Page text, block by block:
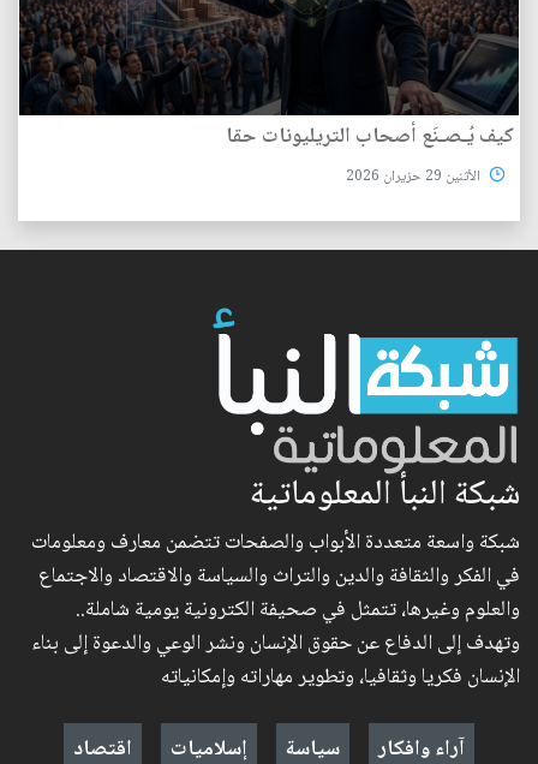
كيف يُـصـنَع أصحاب التريليونات حقا
الأثنين 29 حزيران 2026
شبكة النبأ المعلوماتية
شبكة واسعة متعددة الأبواب والصفحات تتضمن معارف ومعلومات
في الفكر والثقافة والدين والتراث والسياسة والاقتصاد والاجتماع
والعلوم وغيرها، تتمثل في صحيفة الكترونية يومية شاملة..
وتهدف إلى الدفاع عن حقوق الإنسان ونشر الوعي والدعوة إلى بناء
الإنسان فكريا وثقافيا، وتطوير مهاراته وإمكانياته
آراء وافكار
سياسة إسلاميات اقتصاد